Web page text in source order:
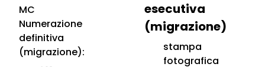
MC
Numerazione
definitiva
(migrazione):
esecutiva
(migrazione)
stampa
fotografica